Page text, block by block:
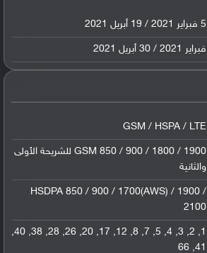
البطارية:
ليثيوم بوليمر سعة 6000 مللي أمبير, غير ق...
5 فبراير 2021 / 19 أبريل 2021
فبراير 2021 / 30 أبريل 2021
GSM / HSPA / LTE
GSM 850 / 900 / 1800 / 1900 للشريحة الأولى
والثانية
HSDPA 850 / 900 / 1700(AWS) / 1900 /
2100
1, 2, 3, 4, 5, 7, 8, 12, 17, 20, 26, 28, 38, 40,
41, 66